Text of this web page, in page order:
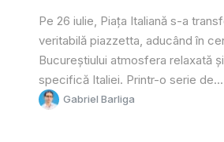
Pe 26 iulie, Piața Italiană s-a
veritabilă piazzetta, aducând în
Bucureștiului atmosfera relaxată
specifică Italiei. Printr-o serie de...
Gabriel Barliga